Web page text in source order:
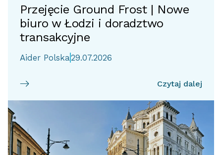
Przejęcie Ground Frost | Nowe
biuro w Łodzi i doradztwo
transakcyjne
Aider Polska29.07.2026
Czytaj dalej